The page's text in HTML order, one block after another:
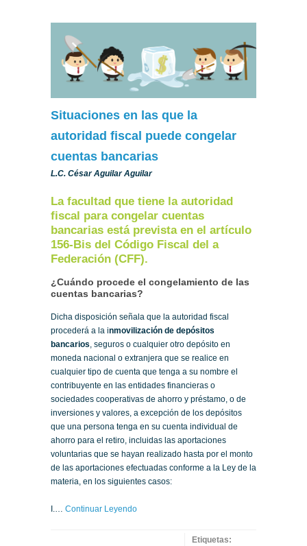
Situaciones en las que la
autoridad fiscal puede congelar
cuentas bancarias
L.C. César Aguilar Aguilar
La facultad que tiene la autoridad
fiscal para congelar cuentas
bancarias está prevista en el artículo
156-Bis del Código Fiscal del a
Federación (CFF).
¿Cuándo procede el congelamiento de las
cuentas bancarias?
Dicha disposición señala que la autoridad fiscal
procederá a la inmovilización de depósitos
bancarios, seguros o cualquier otro depósito en
moneda nacional o extranjera que se realice en
cualquier tipo de cuenta que tenga a su nombre el
contribuyente en las entidades financieras o
sociedades cooperativas de ahorro y préstamo, o de
inversiones y valores, a excepción de los depósitos
que una persona tenga en su cuenta individual de
ahorro para el retiro, incluidas las aportaciones
voluntarias que se hayan realizado hasta por el monto
de las aportaciones efectuadas conforme a la Ley de la
materia, en los siguientes casos:
I.… Continuar Leyendo
Etiquetas: